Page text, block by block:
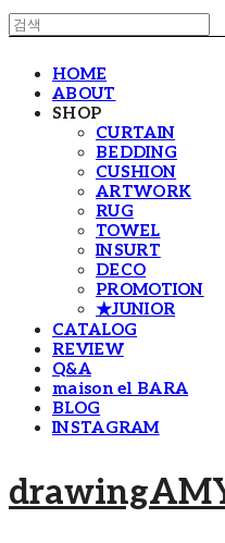
HOME
ABOUT
SHOP
CURTAIN
BEDDING
CUSHION
ARTWORK
RUG
TOWEL
INSURT
DECO
PROMOTION
★JUNIOR
CATALOG
REVIEW
Q&A
maison el BARA
BLOG
INSTAGRAM